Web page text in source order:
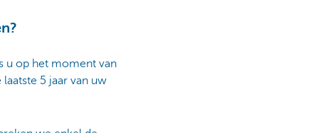
u op het moment van
5 jaar van uw